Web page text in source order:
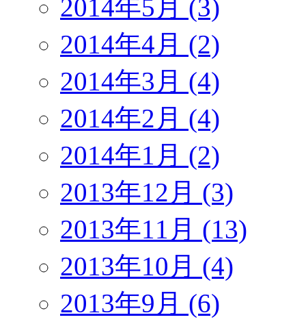
2014年5月 (3)
2014年4月 (2)
2014年3月 (4)
2014年2月 (4)
2014年1月 (2)
2013年12月 (3)
2013年11月 (13)
2013年10月 (4)
2013年9月 (6)